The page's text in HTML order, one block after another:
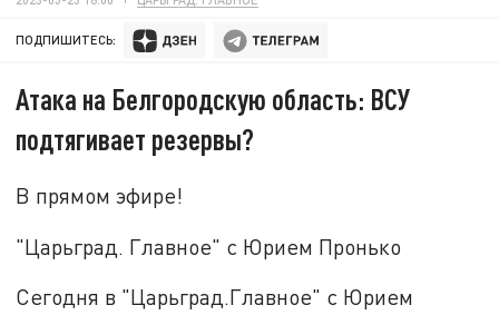
ПОДПИШИТЕСЬ:
Атака на Белгородскую область: ВСУ
подтягивает резервы?
В прямом эфире!
"Царьград. Главное" с Юрием Пронько
Сегодня в "Царьград.Главное" с Юрием